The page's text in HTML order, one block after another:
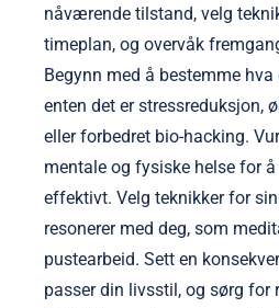
nåværende tilstand, velg
timeplan, og overvåk
Begynn med å bestemme
enten det er stressreduksjon,
eller forbedret bio-hacking.
mentale og fysiske helse for
effektivt. Velg teknikker for
resonerer med deg, som
pustearbeid. Sett en
passer din livsstil, og sørg for